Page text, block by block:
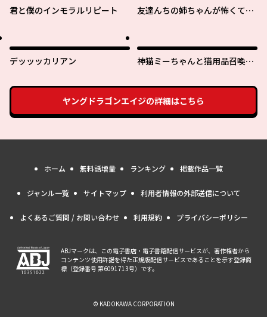
君と僕のインモラルリピート
友達んちの姉ちゃんが怖くてい
デッッッカリアン
神猫ミーちゃんと猫用品召喚師
ふもふスローライフ！～
ヤングドラゴンエイジの詳細はこちら
ホーム 無料話増量 ランキング 掲載作品一覧
ジャンル一覧 サイトマップ 利用者情報の外部送信について
よくあるご質問 / お問い合わせ 利用規約 プライバシーポリシー
ABJマークは、この電子書店・電子書籍配信サービスが、著作権者から
コンテンツ使用許諾を得た正規版配信サービスであることを示す登録商
標（登録番号 第6091713号）です。
© KADOKAWA CORPORATION